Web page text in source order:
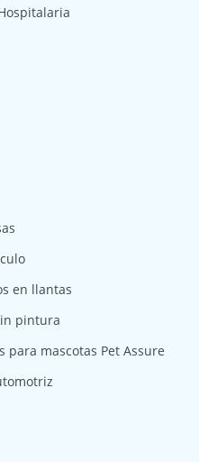
en llantas
pintura
para mascotas Pet Assure